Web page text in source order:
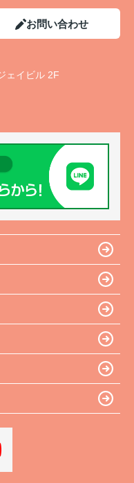
お問い合わせ
ェイビル 2F